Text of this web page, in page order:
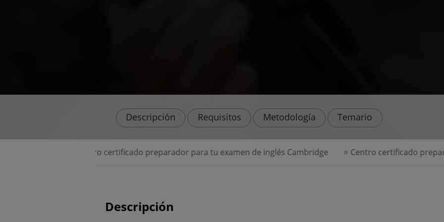
Descripción Requisitos Metodología Temario
⭐ Centro certificado preparador para tu examen de inglés Cambridge ⭐ Centro certificado preparador
Descripción